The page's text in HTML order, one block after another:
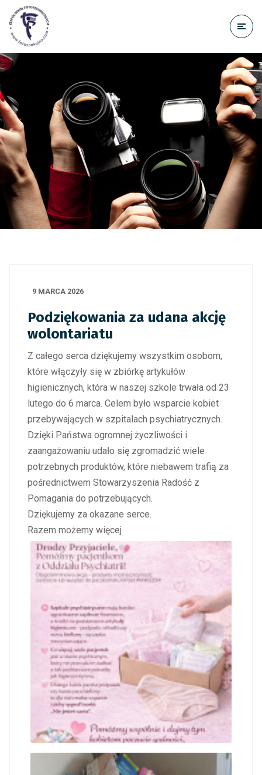
treści
9 MARCA 2026
Podziękowania za udana akcję
wolontariatu
Z całego serca dziękujemy wszystkim osobom,
które włączyły się w zbiórkę artykułów
higienicznych, która w naszej szkole trwała od 23
lutego do 6 marca. Celem było wsparcie kobiet
przebywających w szpitalach psychiatrycznych.
Dzięki Państwa ogromnej życzliwości i
zaangażowaniu udało się zgromadzić wiele
potrzebnych produktów, które niebawem trafią za
pośrednictwem Stowarzyszenia Radość z
Pomagania do potrzebujących.
Dziękujemy za okazane serce.
Razem możemy więcej